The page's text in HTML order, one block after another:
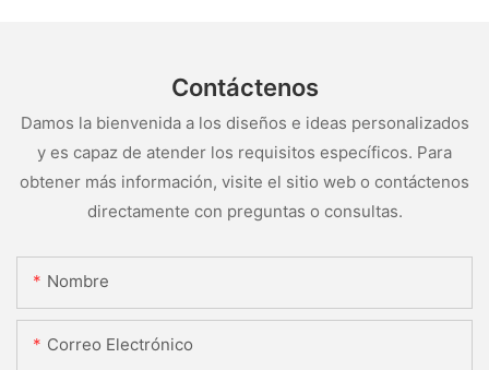
Contáctenos
Damos la bienvenida a los diseños e ideas personalizados
y es capaz de atender los requisitos específicos. Para
obtener más información, visite el sitio web o contáctenos
directamente con preguntas o consultas.
Nombre
Correo Electrónico